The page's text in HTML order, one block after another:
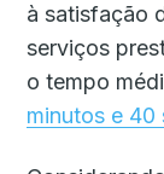
à satisfação
serviços
o tempo
minutos e 40